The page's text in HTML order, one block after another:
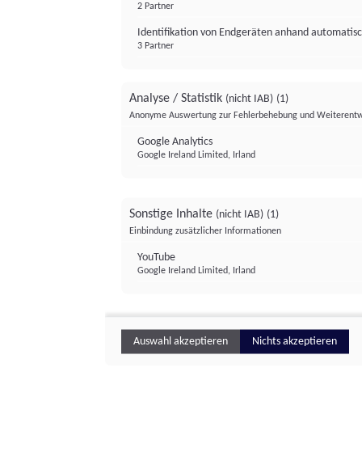
2 Partner
Identifikation von Endgeräten anhand
3 Partner
Analyse / Statistik (nicht IAB) (1)
Anonyme Auswertung zur Fehlerbehebung und
Google Analytics
Google Ireland Limited, Irland
Sonstige Inhalte (nicht IAB) (1)
Einbindung zusätzlicher Informationen
YouTube
Google Ireland Limited, Irland
Auswahl akzeptieren Nichts akzeptieren